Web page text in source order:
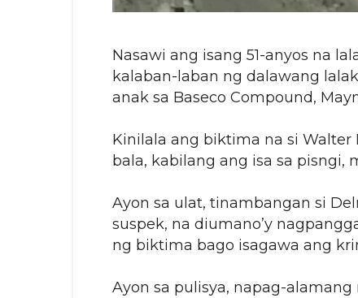
Nasawi ang isang 51-anyos na
kalaban-laban ng dalawang
anak sa Baseco Compound,
Kinilala ang biktima na si
bala, kabilang ang isa sa pisngi,
Ayon sa ulat, tinambangan si
suspek, na diumano’y
ng biktima bago isagawa ang
Ayon sa pulisya, napag-